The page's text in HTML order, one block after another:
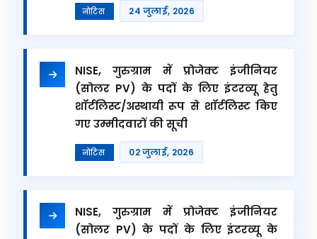
नोटिस 24 जुलाई, 2026
NISE, गुरुग्राम में प्रोजेक्ट इंजीनियर
(सोलर PV) के पदों के लिए इंटरव्यू हेतु
शॉर्टलिस्ट/अस्थायी रूप से शॉर्टलिस्ट किए
गए उम्मीदवारों की सूची
नोटिस 02 जुलाई, 2026
NISE, गुरुग्राम में प्रोजेक्ट इंजीनियर
(सोलर PV) के पदों के लिए इंटरव्यू के